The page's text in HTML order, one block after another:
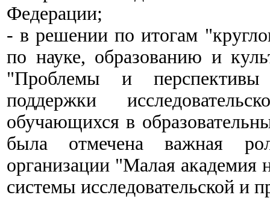
Федерации;
- в решении по итогам
по науке, образованию и
"Проблемы и перспективы
поддержки
обучающихся в
была отмечена важная
организации "Малая академия
системы исследовательской и